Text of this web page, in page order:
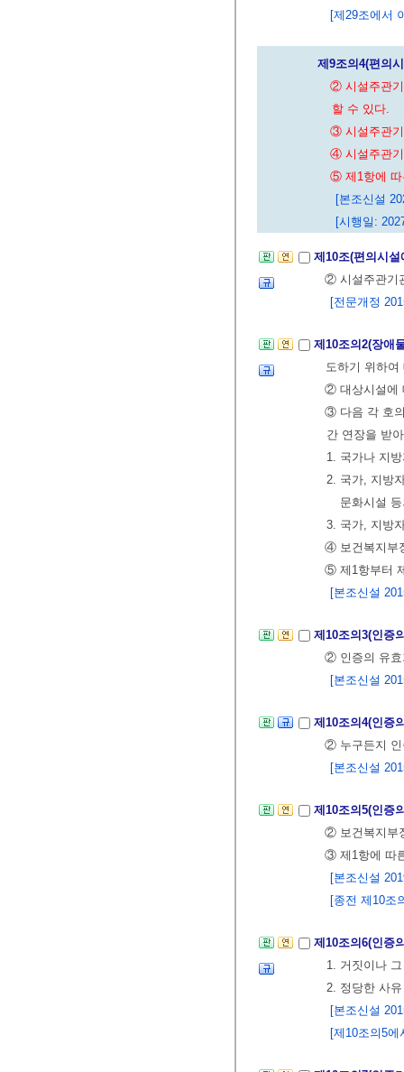
[제29조에서
제9조의4(편의
② 시설주관기
할 수 있다.
③ 시설주관기
④ 시설주관기
⑤ 제1항에 따
[본조신설
[시행일:
제10조(편의시
② 시설주관기
[전문개정
제10조의2(장애
도하기 위하여
② 대상시설에
③ 다음 각 호의
간 연장을 받
1. 국가나 지
2. 국가, 지방
문화시설
3. 국가, 지방
④ 보건복지부
⑤ 제1항부터
[본조신설
제10조의3(인증
② 인증의 유효
[본조신설
제10조의4(인증
② 누구든지 인
[본조신설
제10조의5(인증
② 보건복지부
③ 제1항에 따
[본조신설
[종전 제10조
제10조의6(인증
1. 거짓이나
2. 정당한 사
[본조신설
[제10조의5